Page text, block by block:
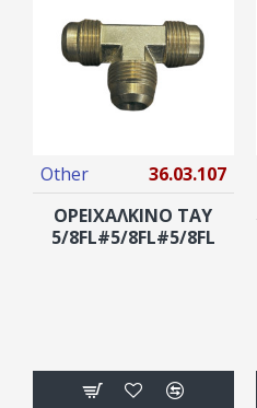
Other
36.03.107
ΟΡΕΙΧΑΛΚΙΝΟ ΤΑΥ
5/8FL#5/8FL#5/8FL